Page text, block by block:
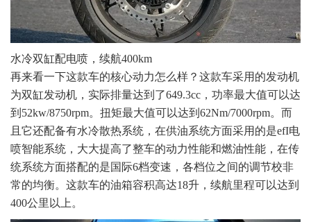
水冷双缸配电喷，续航400km
再来看一下这款车的核心动力怎么样？这款车采用的发动机
为双缸发动机，实际排量达到了649.3cc，功率最大值可以达
到52kw/8750rpm。扭矩最大值可以达到62Nm/7000rpm。而
且它还配备有水冷散热系统，在供油系统方面采用的是efI电
喷智能系统，大大提高了整车的动力性能和燃油性能，在传
统系统方面搭配的是国际6档变速，各档位之间的调节校非
常的均衡。这款车的油箱容积高达18升，续航里程可以达到
400公里以上。